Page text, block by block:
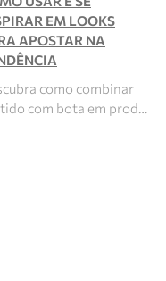
EM LOOKS
APOSTAR NA
como combinar
com bota em prod…